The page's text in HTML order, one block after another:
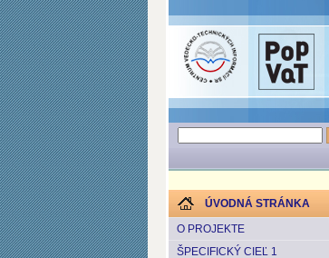
ÚVODNÁ STRÁNKA
O PROJEKTE
ŠPECIFICKÝ CIEĽ 1